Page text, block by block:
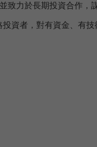
致力於長期投資合作，
資者，對有資金、有技